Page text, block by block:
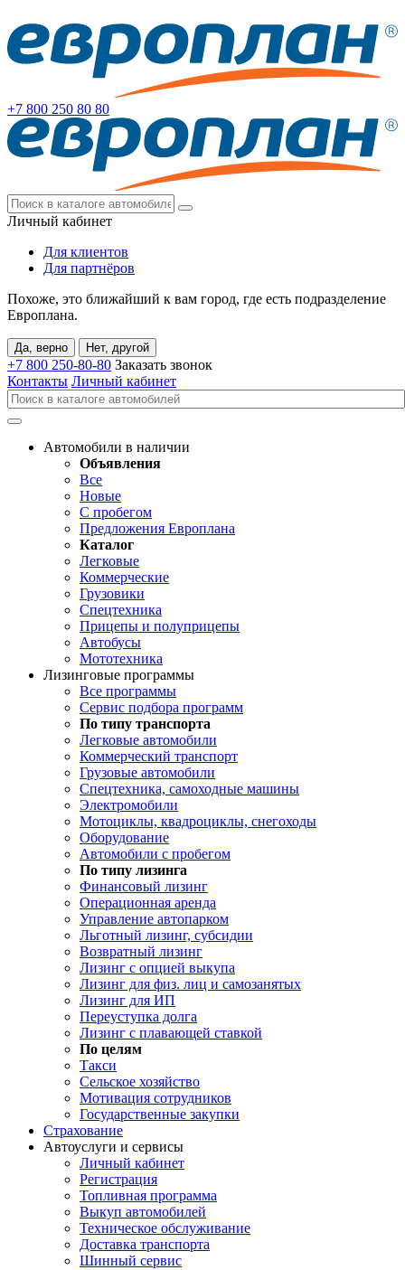
+7 800 250 80 80
Личный кабинет
Для клиентов
Для партнёров
Похоже, это ближайший к вам город, где есть подразделение
Европлана.
Да, верно Нет, другой
+7 800 250-80-80 Заказать звонок
Контакты Личный кабинет
Автомобили в наличии
Объявления
Все
Новые
С пробегом
Предложения Европлана
Каталог
Легковые
Коммерческие
Грузовики
Спецтехника
Прицепы и полуприцепы
Автобусы
Мототехника
Лизинговые программы
Все программы
Сервис подбора программ
По типу транспорта
Легковые автомобили
Коммерческий транспорт
Грузовые автомобили
Спецтехника, самоходные машины
Электромобили
Мотоциклы, квадроциклы, снегоходы
Оборудование
Автомобили с пробегом
По типу лизинга
Финансовый лизинг
Операционная аренда
Управление автопарком
Льготный лизинг, субсидии
Возвратный лизинг
Лизинг с опцией выкупа
Лизинг для физ. лиц и самозанятых
Лизинг для ИП
Переуступка долга
Лизинг с плавающей ставкой
По целям
Такси
Сельское хозяйство
Мотивация сотрудников
Государственные закупки
Страхование
Автоуслуги и сервисы
Личный кабинет
Регистрация
Топливная программа
Выкуп автомобилей
Техническое обслуживание
Доставка транспорта
Шинный сервис